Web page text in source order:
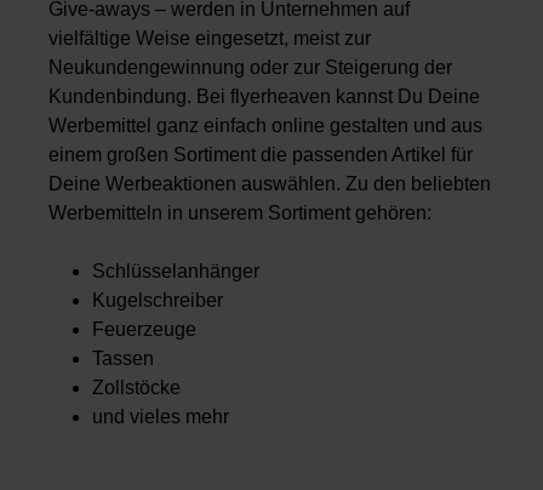
Give-aways – werden in Unternehmen auf
vielfältige Weise eingesetzt, meist zur
Neukundengewinnung oder zur Steigerung der
Kundenbindung. Bei flyerheaven kannst Du Deine
Werbemittel ganz einfach online gestalten und aus
einem großen Sortiment die passenden Artikel für
Deine Werbeaktionen auswählen. Zu den beliebten
Werbemitteln in unserem Sortiment gehören:
Schlüsselanhänger
Kugelschreiber
Feuerzeuge
Tassen
Zollstöcke
und vieles mehr